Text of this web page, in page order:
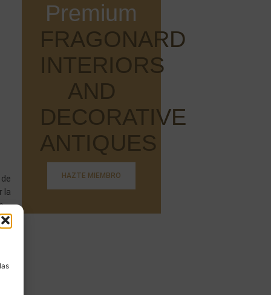
la
Premium
FRAGONARD
INTERIORS
AND
DECORATIVE
ANTIQUES
HAZTE MIEMBRO